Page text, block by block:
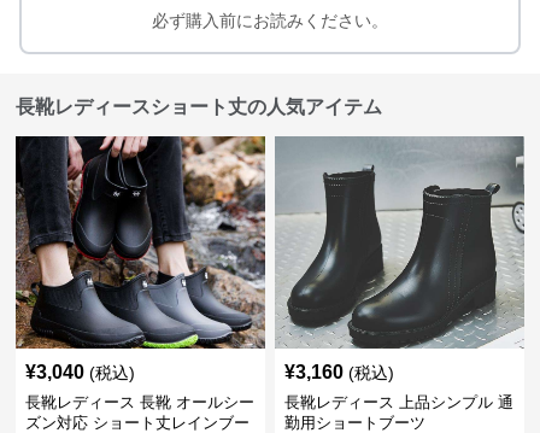
必ず購入前にお読みください。
長靴レディースショート丈の人気アイテム
¥3,040 (税込)
長靴レディース 長靴 オールシー
ズン対応 ショート丈レインブー
¥3,160 (税込)
長靴レディース 上品シンプル 通
勤用ショートブーツ